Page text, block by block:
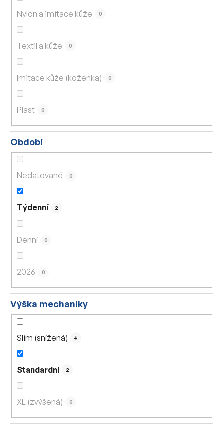
Nylon a imitace kůže 0
Textil a kůže 0
Imitace kůže (koženka) 0
Plast 0
Období
Nedatované 0
Týdenní 2
Denní 0
2026 0
Výška mechaniky
Slim (snížená) 4
Standardní 2
XL (zvýšená) 0